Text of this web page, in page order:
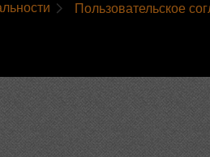
Пользовательское